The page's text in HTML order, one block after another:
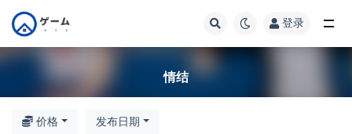
登录
情结
价格 发布日期